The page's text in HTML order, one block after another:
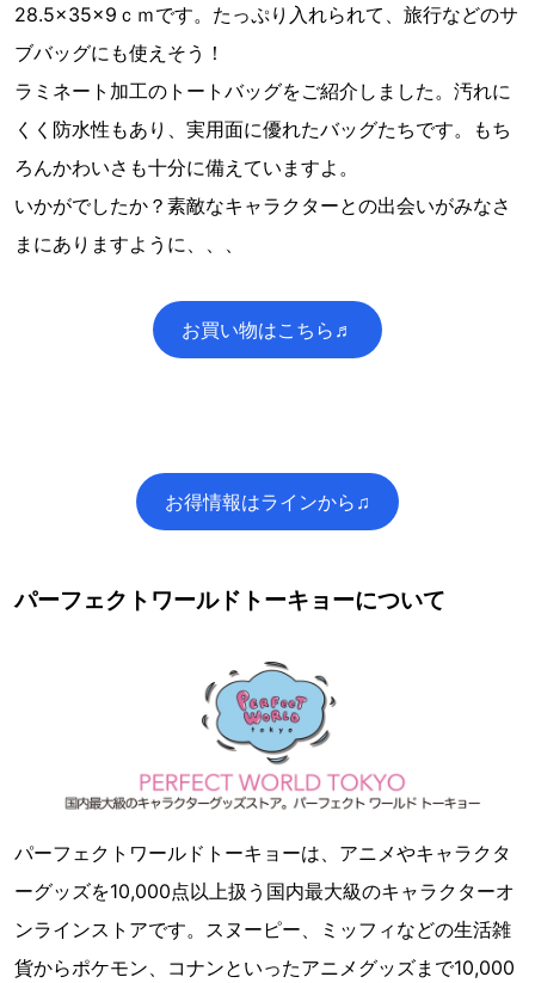
28.5×35×9ｃｍです。たっぷり入れられて、旅行などのサ
ブバッグにも使えそう！
ラミネート加工のトートバッグをご紹介しました。汚れに
くく防水性もあり、実用面に優れたバッグたちです。もち
ろんかわいさも十分に備えていますよ。
いかがでしたか？素敵なキャラクターとの出会いがみなさ
まにありますように、、、
お買い物はこちら♬
お得情報はラインから♫
パーフェクトワールドトーキョーについて
パーフェクトワールドトーキョーは、アニメやキャラクタ
ーグッズを10,000点以上扱う国内最大級のキャラクターオ
ンラインストアです。スヌーピー、ミッフィなどの生活雑
貨からポケモン、コナンといったアニメグッズまで10,000